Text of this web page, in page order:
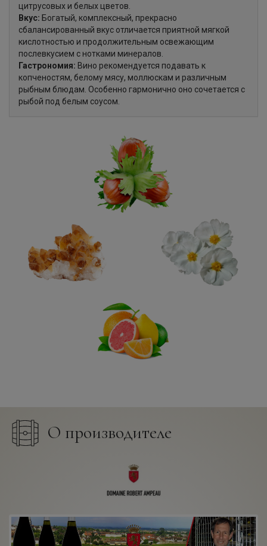
цитрусовых и белых цветов.
Вкус: Богатый, комплексный, прекрасно
сбалансированный вкус отличается приятной мягкой
кислотностью и продолжительным освежающим
послевкусием с нотками минералов.
Гастрономия: Вино рекомендуется подавать к
копченостям, белому мясу, моллюскам и различным
рыбным блюдам. Особенно гармонично оно сочетается с
рыбой под белым соусом.
О производителе